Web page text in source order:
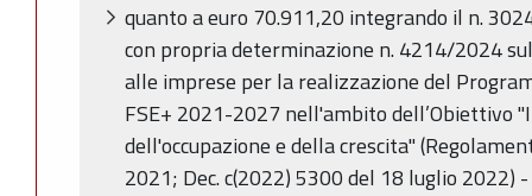
quanto a euro 70.911,20 integrando il n.
con propria determinazione n. 4214/2024
alle imprese per la realizzazione del
FSE+ 2021-2027 nell'ambito dell’Obiettivo
dell'occupazione e della crescita"
2021; Dec. c(2022) 5300 del 18 luglio 2022) -